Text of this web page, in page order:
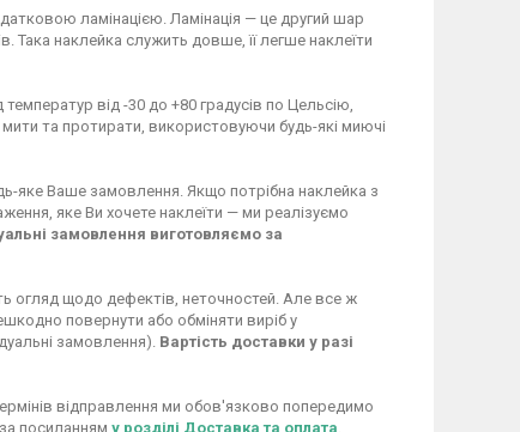
ламінацією. Ламінація — це другий шар
Така наклейка служить довше, її легше наклеїти
від -30 до +80 градусів по Цельсію,
та протирати, використовуючи будь-які миючі
яке Ваше замовлення. Якщо потрібна наклейка з
яке Ви хочете наклеїти — ми реалізуємо
замовлення виготовляємо за
огляд щодо дефектів, неточностей. Але все ж
повернути або обміняти виріб у
замовлення). Вартість доставки у разі
відправлення ми обов'язково попередимо
посиланням у розділі Доставка та оплата